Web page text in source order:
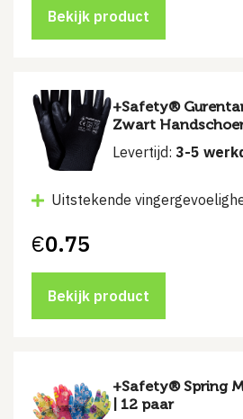
Bekijk product
+Safety®
Zwart
Levertijd: 3-5
Uitstekende
€0.75
Bekijk product
+Safety® Spring
| 12 paar